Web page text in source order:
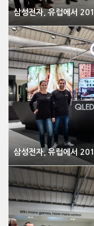
삼성전자, 유럽에서
삼성전자, 유럽에서